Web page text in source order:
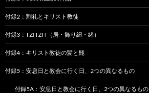
付録2：割礼とキリスト教徒
付録3：TZITZIT（房・飾り紐・緒）
付録4：キリスト教徒の髪と髭
付録5：安息日と教会に行く日、2つの異なるもの
付録5A：安息日と教会に行く日、2つの異なるもの